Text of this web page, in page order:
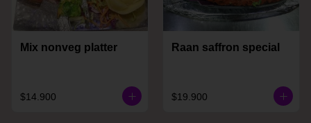
Mix nonveg platter
$14.900
Raan saffron special
$19.900